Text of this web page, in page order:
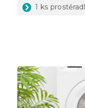
1 ks